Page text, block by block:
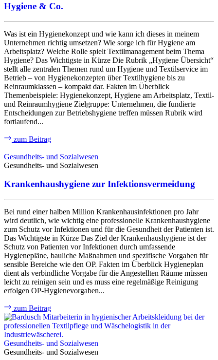
Hygiene & Co.
Was ist ein Hygienekonzept und wie kann ich dieses in meinem
Unternehmen richtig umsetzen? Wie sorge ich für Hygiene am
Arbeitsplatz? Welche Rolle spielt Textilmanagement beim Thema
Hygiene? Das Wichtigste in Kürze Die Rubrik „Hygiene Übersicht“
stellt alle zentralen Themen rund um Hygiene und Textilservice im
Betrieb – von Hygienekonzepten über Textilhygiene bis zu
Reinraumklassen – kompakt dar. Fakten im Überblick
Themenbeispiele: Hygienekonzept, Hygiene am Arbeitsplatz, Textil-
und Reinraumhygiene Zielgruppe: Unternehmen, die fundierte
Entscheidungen zur Betriebshygiene treffen müssen Rubrik wird
fortlaufend...
zum Beitrag
Gesundheits- und Sozialwesen
Gesundheits- und Sozialwesen
Krankenhaushygiene zur Infektionsvermeidung
Bei rund einer halben Million Krankenhausinfektionen pro Jahr
wird deutlich, wie wichtig eine professionelle Krankenhaushygiene
zum Schutz vor Infektionen und für die Gesundheit der Patienten ist.
Das Wichtigste in Kürze Das Ziel der Krankenhaushygiene ist der
Schutz von Patienten vor Infektionen durch umfassende
Hygienepläne, bauliche Maßnahmen und spezifische Vorgaben für
sensible Bereiche wie den OP. Fakten im Überblick Hygieneplan
dient als verbindliche Vorgabe für die Angestellten Räume müssen
leicht zu reinigen sein und es muss eine regelmäßige Reinigung
erfolgen OP-Hygienevorgaben...
zum Beitrag
Gesundheits- und Sozialwesen
Gesundheits- und Sozialwesen